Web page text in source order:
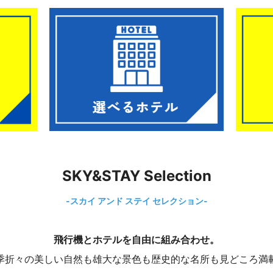
SKY&STAY Selection
-スカイ アンド ステイ セレクション-
飛行機とホテルを自由に組み合わせ。
折々の美しい自然も雄大な景色も歴史的な名所も見どころ満